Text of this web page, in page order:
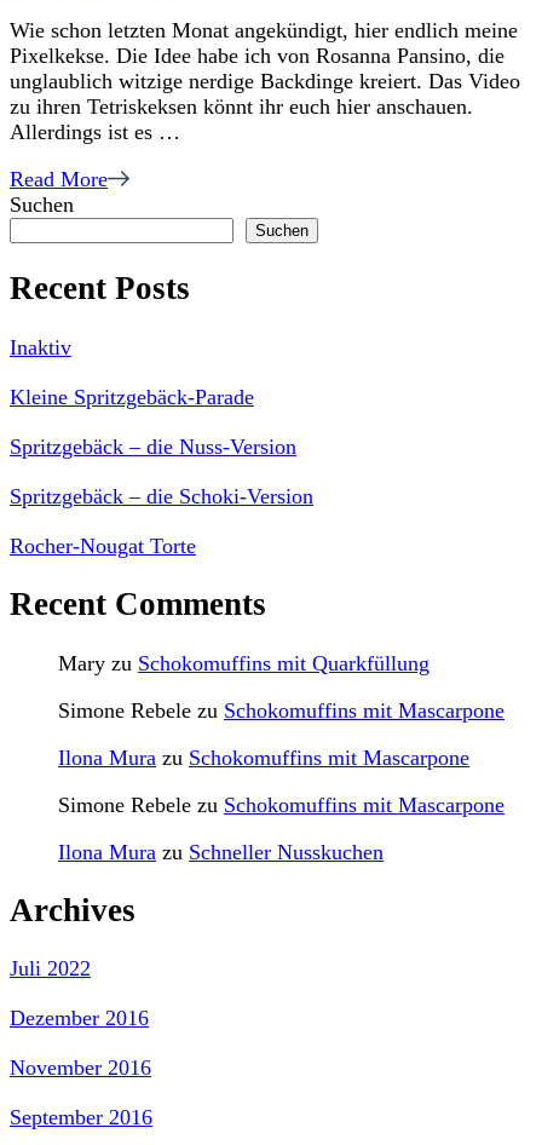
Wie schon letzten Monat angekündigt, hier endlich meine
Pixelkekse. Die Idee habe ich von Rosanna Pansino, die
unglaublich witzige nerdige Backdinge kreiert. Das Video
zu ihren Tetriskeksen könnt ihr euch hier anschauen.
Allerdings ist es …
Read More
Suchen
Suchen
Recent Posts
Inaktiv
Kleine Spritzgebäck-Parade
Spritzgebäck – die Nuss-Version
Spritzgebäck – die Schoki-Version
Rocher-Nougat Torte
Recent Comments
Mary zu Schokomuffins mit Quarkfüllung
Simone Rebele zu Schokomuffins mit Mascarpone
Ilona Mura zu Schokomuffins mit Mascarpone
Simone Rebele zu Schokomuffins mit Mascarpone
Ilona Mura zu Schneller Nusskuchen
Archives
Juli 2022
Dezember 2016
November 2016
September 2016